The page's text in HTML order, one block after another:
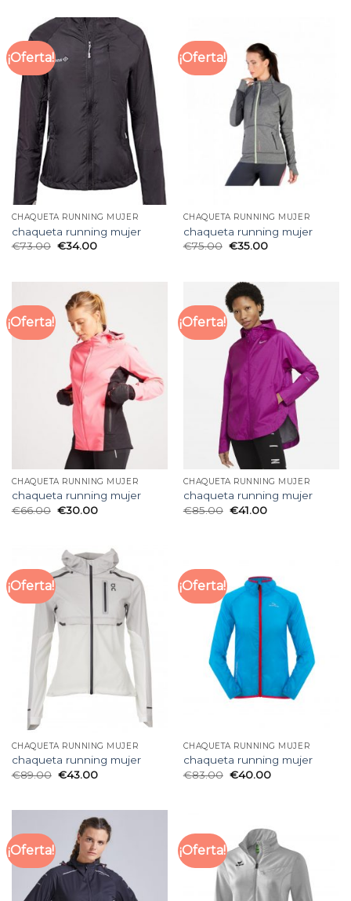
¡Oferta!
CHAQUETA RUNNING MUJER
chaqueta running mujer
€73.00 €34.00
¡Oferta!
CHAQUETA RUNNING MUJER
chaqueta running mujer
€75.00 €35.00
¡Oferta!
CHAQUETA RUNNING MUJER
chaqueta running mujer
€66.00 €30.00
¡Oferta!
CHAQUETA RUNNING MUJER
chaqueta running mujer
€85.00 €41.00
¡Oferta!
CHAQUETA RUNNING MUJER
chaqueta running mujer
€89.00 €43.00
¡Oferta!
CHAQUETA RUNNING MUJER
chaqueta running mujer
€83.00 €40.00
¡Oferta! ¡Oferta!